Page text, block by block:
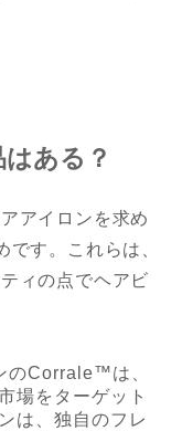
ある？
アイロンを求め
す。これらは、
ィの点でヘアビ
のCorrale™は、
場をターゲット
は、独自のフレ